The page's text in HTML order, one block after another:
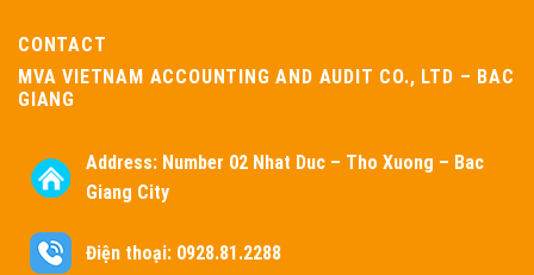
CONTACT
MVA VIETNAM ACCOUNTING AND AUDIT CO., LTD – BAC
GIANG
Address: Number 02 Nhat Duc – Tho Xuong – Bac
Giang City
Điện thoại: 0928.81.2288